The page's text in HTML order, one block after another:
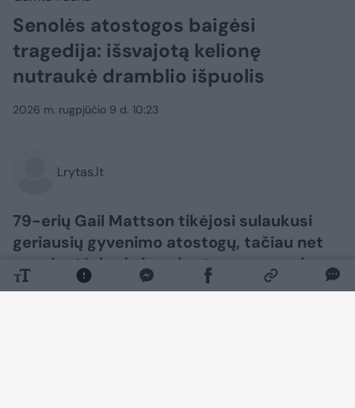
Senolės atostogos baigėsi
tragedija: išsvajotą kelionę
nutraukė dramblio išpuolis
2026 m. rugpjūčio 9 d. 10:23
Lrytas.lt
79-erių Gail Mattson tikėjosi sulaukusi
geriausių gyvenimo atostogų, tačiau net
nenujautė, kad vieną kartą per gyvenimą
pasitaikančioje išvykoje susidūrimas su